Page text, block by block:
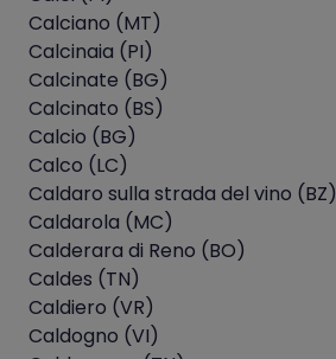
Calciano (MT)
Calcinaia (PI)
Calcinate (BG)
Calcinato (BS)
Calcio (BG)
Calco (LC)
Caldaro sulla strada del vino (BZ)
Caldarola (MC)
Calderara di Reno (BO)
Caldes (TN)
Caldiero (VR)
Caldogno (VI)